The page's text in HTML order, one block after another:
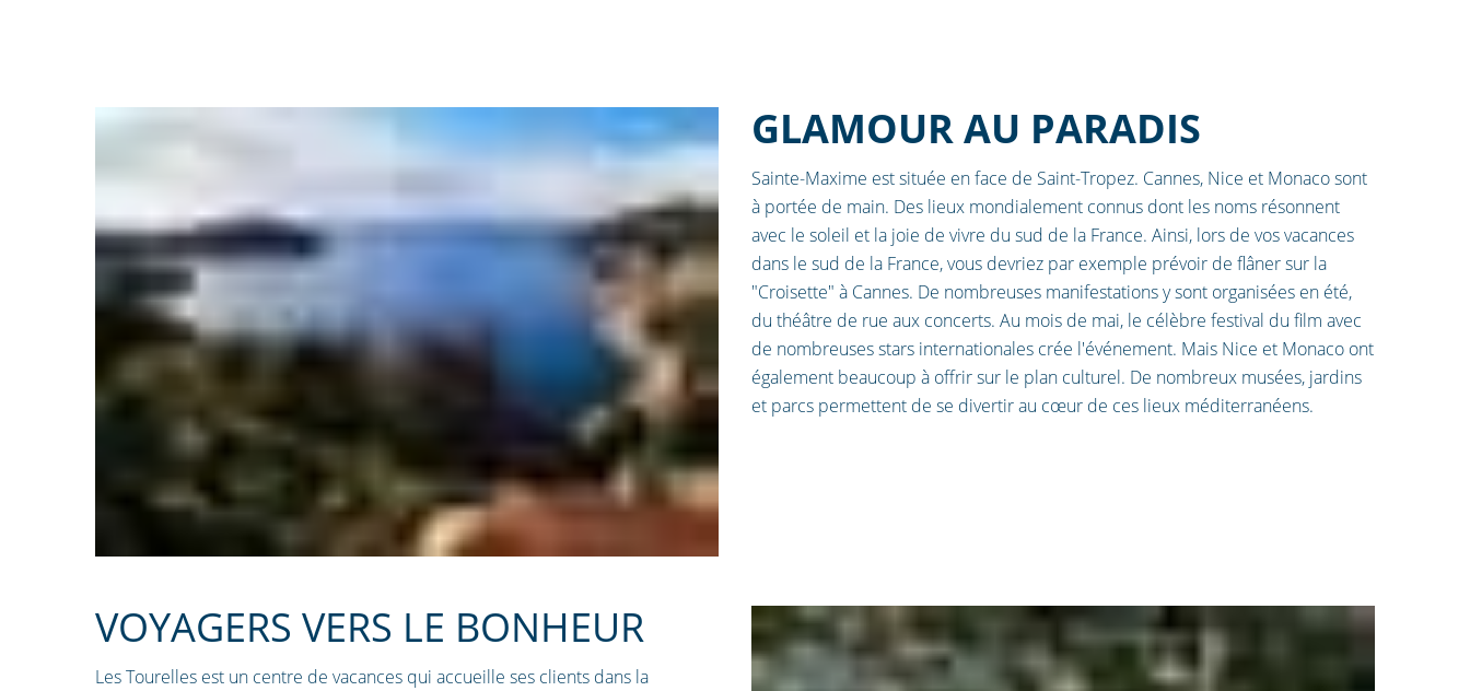
GLAMOUR AU PARADIS
Sainte-Maxime est située en face de Saint-Tropez. Cannes, Nice et Monaco sont
à portée de main. Des lieux mondialement connus dont les noms résonnent
avec le soleil et la joie de vivre du sud de la France. Ainsi, lors de vos vacances
dans le sud de la France, vous devriez par exemple prévoir de flâner sur la
"Croisette" à Cannes. De nombreuses manifestations y sont organisées en été,
du théâtre de rue aux concerts. Au mois de mai, le célèbre festival du film avec
de nombreuses stars internationales crée l'événement. Mais Nice et Monaco ont
également beaucoup à offrir sur le plan culturel. De nombreux musées, jardins
et parcs permettent de se divertir au cœur de ces lieux méditerranéens.
VOYAGERS VERS LE BONHEUR
Les Tourelles est un centre de vacances qui accueille ses clients dans la